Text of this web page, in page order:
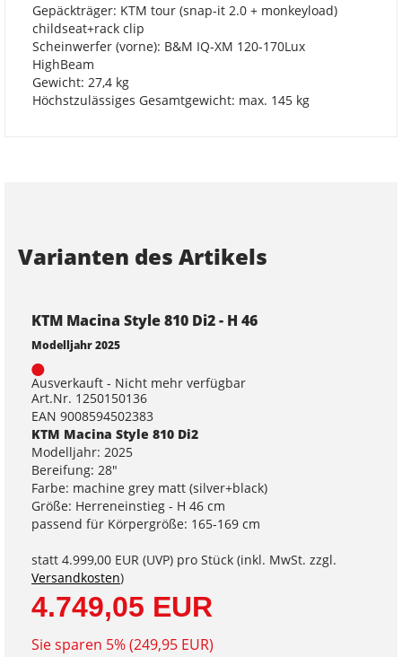
Gepäckträger: KTM tour (snap-it 2.0 + monkeyload)
childseat+rack clip
Scheinwerfer (vorne): B&M IQ-XM 120-170Lux
HighBeam
Gewicht: 27,4 kg
Höchstzulässiges Gesamtgewicht: max. 145 kg
Varianten des Artikels
KTM Macina Style 810 Di2 - H 46
Modelljahr 2025
Ausverkauft - Nicht mehr verfügbar
Art.Nr. 1250150136
EAN 9008594502383
KTM Macina Style 810 Di2
Modelljahr: 2025
Bereifung: 28"
Farbe: machine grey matt (silver+black)
Größe: Herreneinstieg - H 46 cm
passend für Körpergröße: 165-169 cm
statt 4.999,00 EUR (UVP) pro Stück (inkl. MwSt. zzgl.
Versandkosten)
4.749,05 EUR
Sie sparen 5% (249,95 EUR)